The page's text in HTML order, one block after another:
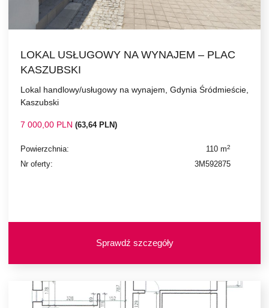
LOKAL USŁUGOWY NA WYNAJEM – PLAC
KASZUBSKI
Lokal handlowy/usługowy na wynajem, Gdynia Śródmieście,
Kaszubski
7 000,00 PLN (63,64 PLN)
Powierzchnia: 110 m2
Nr oferty: 3M592875
Sprawdź szczegóły